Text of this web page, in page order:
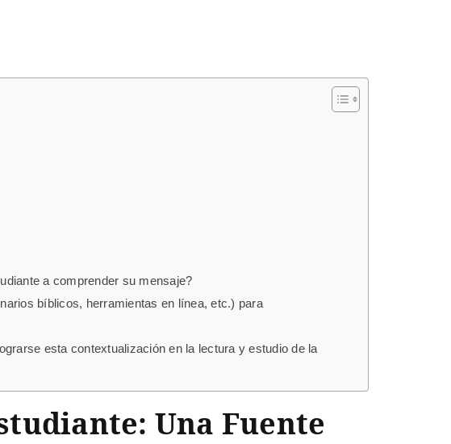
a comprender su mensaje?
bíblicos, herramientas en línea, etc.) para
esta contextualización en la lectura y estudio de la
Una Fuente